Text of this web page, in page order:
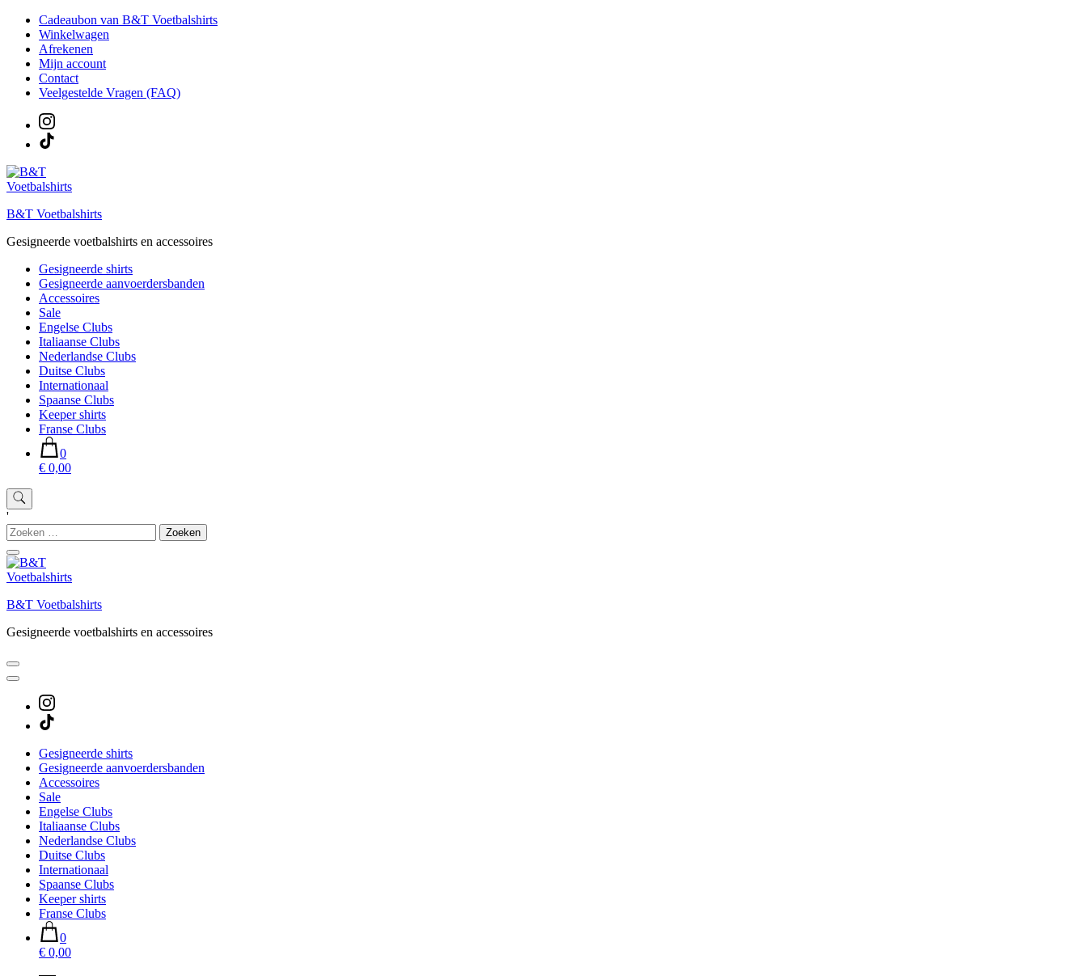
naar
inhoud
Cadeaubon van B&T Voetbalshirts
Winkelwagen
Afrekenen
Mijn account
Contact
Veelgestelde Vragen (FAQ)
B&T Voetbalshirts
Gesigneerde voetbalshirts en accessoires
Gesigneerde shirts
Gesigneerde aanvoerdersbanden
Accessoires
Sale
Engelse Clubs
Italiaanse Clubs
Nederlandse Clubs
Duitse Clubs
Internationaal
Spaanse Clubs
Keeper shirts
Franse Clubs
0
€ 0,00
'
Zoeken
naar:
B&T Voetbalshirts
Gesigneerde voetbalshirts en accessoires
Gesigneerde shirts
Gesigneerde aanvoerdersbanden
Accessoires
Sale
Engelse Clubs
Italiaanse Clubs
Nederlandse Clubs
Duitse Clubs
Internationaal
Spaanse Clubs
Keeper shirts
Franse Clubs
0
€ 0,00